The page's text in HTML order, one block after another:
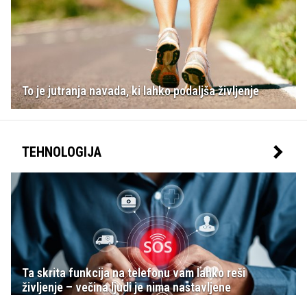
To je jutranja navada, ki lahko podaljša življenje
TEHNOLOGIJA
Ta skrita funkcija na telefonu vam lahko reši
življenje – večina ljudi je nima nastavljene